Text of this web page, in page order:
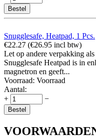
Bestel
Snugglesafe, Heatpad, 1 Pcs.
€22.27 (€26.95 incl btw)
Let op andere verpakking
Snugglesafe Heatpad is in
magnetron en geeft...
Voorraad: Voorraad
Aantal:
+
−
Bestel